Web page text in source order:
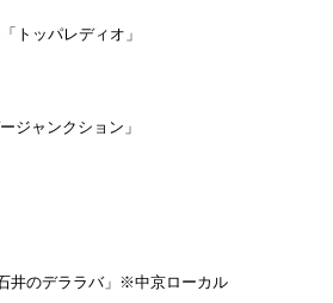
トッパレディオ」
ジャンクション」
井のデララバ」※中京ローカル